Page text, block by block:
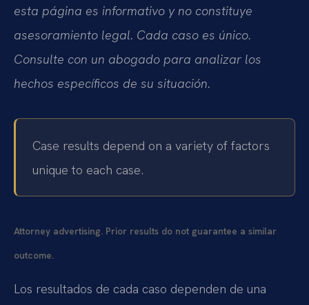
esta página es informativo y no constituye
asesoramiento legal. Cada caso es único.
Consulte con un abogado para analizar los
hechos específicos de su situación.
Case results depend on a variety of factors
unique to each case.
Attorney advertising. Prior results do not guarantee a similar
outcome.
Los resultados de cada caso dependen de una